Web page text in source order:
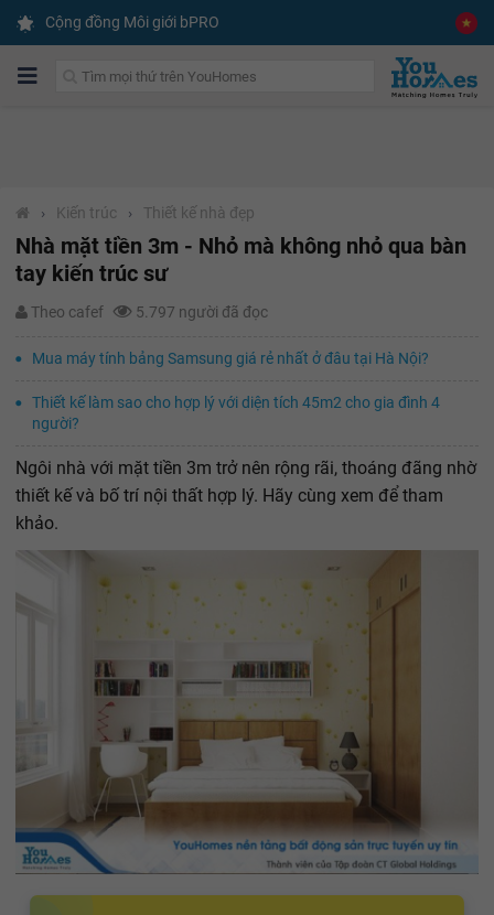
Cộng đồng Môi giới bPRO
› Kiến trúc › Thiết kế nhà đẹp
Nhà mặt tiền 3m - Nhỏ mà không nhỏ qua bàn
tay kiến trúc sư
Theo cafef 5.797 người đã đọc
Mua máy tính bảng Samsung giá rẻ nhất ở đâu tại Hà Nội?
Thiết kế làm sao cho hợp lý với diện tích 45m2 cho gia đình 4
người?
Ngôi nhà với mặt tiền 3m trở nên rộng rãi, thoáng đãng nhờ
thiết kế và bố trí nội thất hợp lý. Hãy cùng xem để tham
khảo.